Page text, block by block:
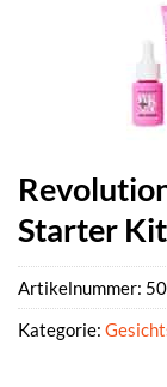
Starter
Artikelnummer:
Kategorie: